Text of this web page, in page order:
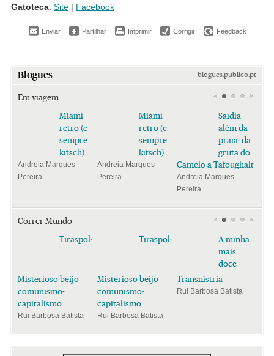
Gatoteca: Site| Facebook
Enviar Partilhar Imprimir Corrigir Feedback
Blogues blogues.publico.pt
Em viagem
Miami
retro (e
sempre
kitsch)
Andreia Marques
Pereira
Miami
retro (e
sempre
kitsch)
Andreia Marques
Pereira
Saïdia
além da
praia: da
gruta do
Camelo a Tafoughalt
Andreia Marques
Pereira
Correr Mundo
Tiraspol:
Misterioso beijo
comunismo-
capitalismo
Rui Barbosa Batista
Tiraspol:
Misterioso beijo
comunismo-
capitalismo
Rui Barbosa Batista
A minha
mais
doce
Transnístria
Rui Barbosa Batista